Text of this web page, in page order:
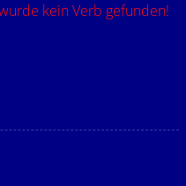
kein Verb gefunden!